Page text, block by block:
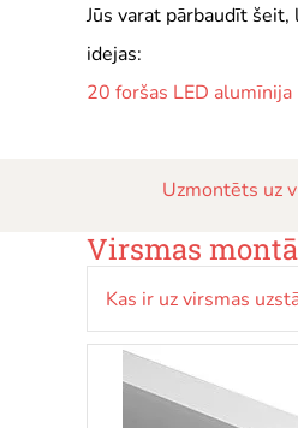
Jūs varat pārbaudīt
idejas:
20 foršas LED
Uzmontēts uz
Virsmas
Kas ir uz virsmas